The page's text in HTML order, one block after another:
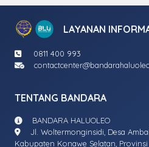
LAYANAN
0811 400 993
TENTANG BANDARA
BANDARA HALUOLEO
Jl. Woltermonginsidi, Desa
Kabupaten Konawe Selatan,